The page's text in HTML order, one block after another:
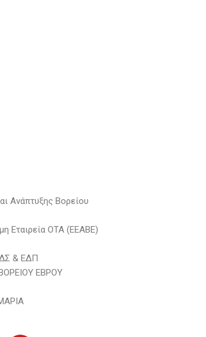
Ανάπτυξης Βορείου
Εταιρεία ΟΤΑ (ΕΕΑΒΕ)
& ΕΔΠ
ΕΒΡΟΥ